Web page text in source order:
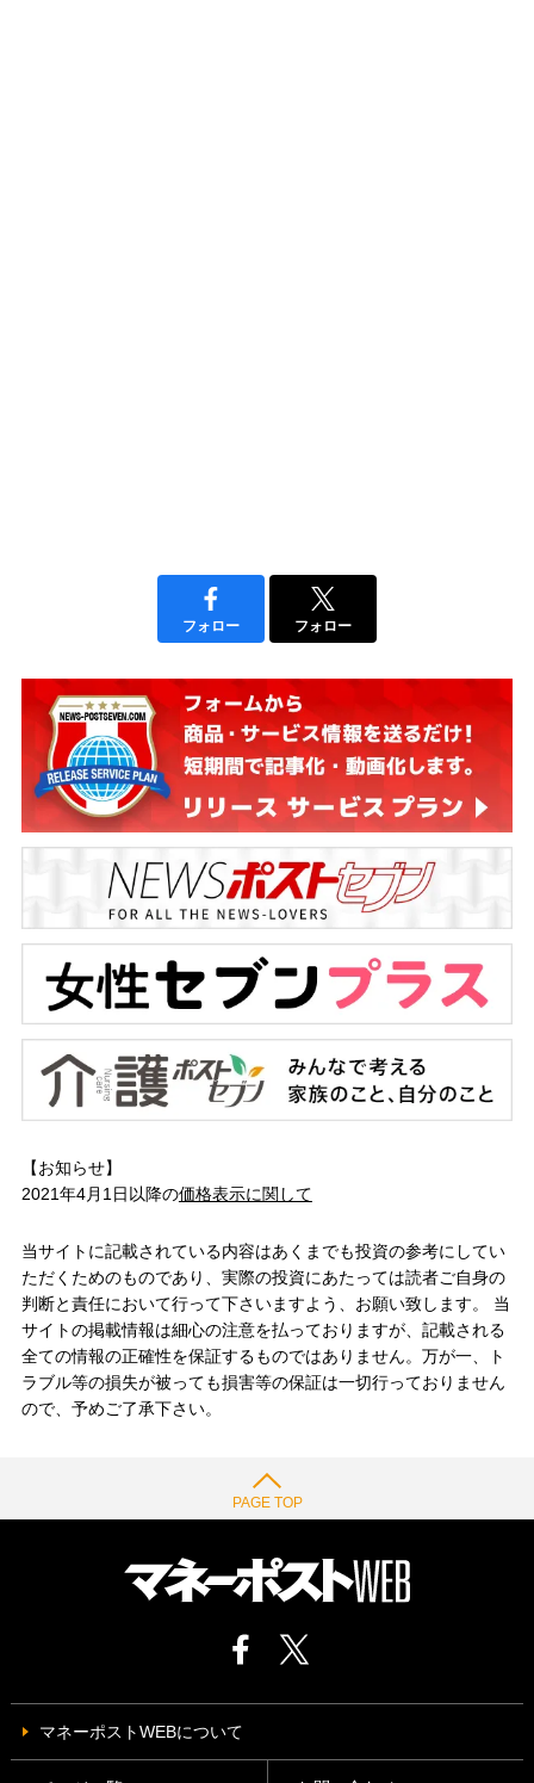
フォロー フォロー
【お知らせ】
2021年4月1日以降の価格表示に関して
当サイトに記載されている内容はあくまでも投資の参考にしてい
ただくためのものであり、実際の投資にあたっては読者ご自身の
判断と責任において行って下さいますよう、お願い致します。 当
サイトの掲載情報は細心の注意を払っておりますが、記載される
全ての情報の正確性を保証するものではありません。万が一、ト
ラブル等の損失が被っても損害等の保証は一切行っておりません
ので、予めご了承下さい。
PAGE TOP
マネーポストWEBについて